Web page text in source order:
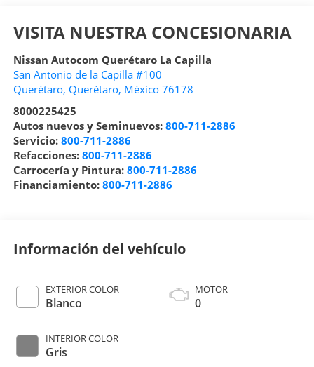
VISITA NUESTRA CONCESIONARIA
Nissan Autocom Querétaro La Capilla
San Antonio de la Capilla #100
Querétaro, Querétaro, México 76178
8000225425
Autos nuevos y Seminuevos: 800-711-2886
Servicio: 800-711-2886
Refacciones: 800-711-2886
Carrocería y Pintura: 800-711-2886
Financiamiento: 800-711-2886
Información del vehículo
EXTERIOR COLOR
Blanco
INTERIOR COLOR
Gris
MOTOR
0